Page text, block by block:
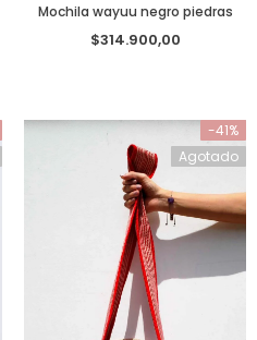
Mochila wayuu negro piedras
$314.900,00
-41%
Agotado